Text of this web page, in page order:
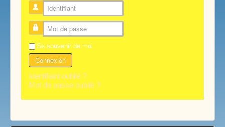
Identifiant
Mot de passe
Se souvenir de moi
Connexion
Identifiant oublié ?
Mot de passe oublié ?